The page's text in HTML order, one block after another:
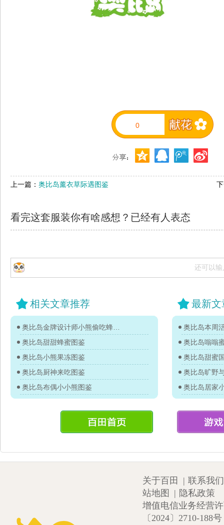
0
上一篇： 奥比岛薰衣草际遇图鉴
看完这套服装你有啥感想？已经有人表态
还可以输
相关文章推荐
奥比岛金牌设计师小熊偷吃蜂蜜单品图鉴
奥比岛甜甜蜂蜜图鉴
奥比岛小熊果冻图鉴
奥比岛厨神来吃图鉴
奥比岛布偶小小熊图鉴
最新文
奥比岛本周
奥比岛嗡嗡
奥比岛甜蜜
奥比岛旷野
奥比岛居家
关于百田 | 联系我们
站地图
| 隐私政策
增值电信业务经营
〔2024〕2710-188号